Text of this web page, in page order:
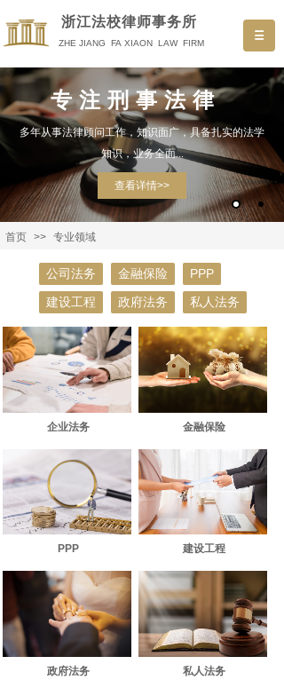
浙江法校律师事务所
ZHE JIANG FA XIAON LAW FIRM
专注刑事法律
多年从事法律顾问工作，知识面广，具备扎实的法学
知识，业务全面...
查看详情>>
首页 >> 专业领域
公司法务 金融保险
PPP
建设工程
政府法务 私人法务
企业法务 金融保险
PPP 建设工程
政府法务 私人法务